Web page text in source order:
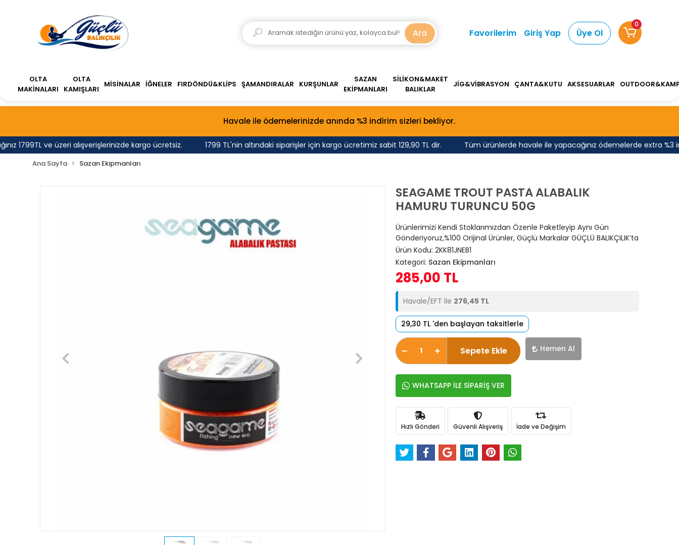
Havale ile ödemelerinizde anında %3 indirim sizleri bekliyor.
1799TL ve üzeri alışverişlerinizde kargo ücretsiz. 1799 TL'nin altındaki siparişler için kargo ücretimiz sabit 129,90 TL dir. Tüm ürünlerde havale ile yapacağınız ödemelerde extra %3
Ara Favorilerim Giriş Yap Üye Ol
0
OLTA
MAKİNALARI
OLTA
KAMIŞLARI
MİSİNALAR İĞNELER FIRDÖNDÜ&KLİPS ŞAMANDIRALAR KURŞUNLAR
SAZAN
EKİPMANLARI
SİLİKON&MAKET
BALIKLAR
JİG&VİBRASYON ÇANTA&KUTU AKSESUARLAR
Ana Sayfa Sazan Ekipmanları
SEAGAME TROUT PASTA ALABALIK
HAMURU TURUNCU 50G
Ürünlerimizi Kendi Stoklarımızdan Özenle Paketleyip Aynı Gün
Gönderiyoruz,%100 Orijinal Ürünler, Güçlü Markalar GÜÇLÜ BALIKÇILIK’ta
Ürün Kodu: 2KK81JNEB1
Kategori: Sazan Ekipmanları
285,00 TL
Havale/EFT ile 276,45 TL
29,30 TL 'den başlayan taksitlerle
Sepete Ekle Hemen Al
WHATSAPP İLE SİPARİŞ VER
Hızlı Gönderi Güvenli Alışveriş İade ve Değişim